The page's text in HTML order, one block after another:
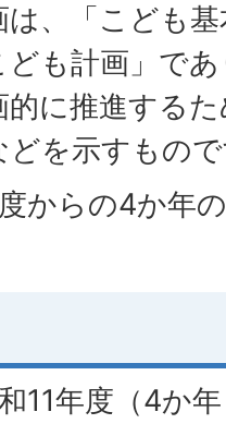
、「こども
も計画」で
的に推進する
どを示すもの
からの4か年
11年度（4か